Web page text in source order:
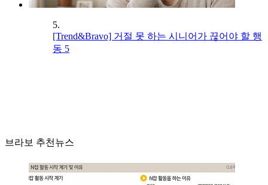
5.
[Trend&Bravo] 거절 못 하는 시니어가 끊어야 할 행
동 5
브라보 추천뉴스